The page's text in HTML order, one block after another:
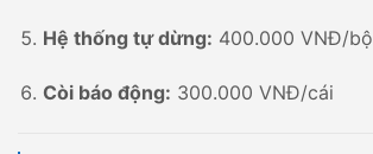
Hệ thống tự dừng: 400.000 VNĐ/bộ
Còi báo động: 300.000 VNĐ/cái